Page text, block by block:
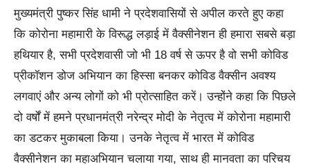
मुख्यमंत्री पुष्कर सिंह धामी ने प्रदेशवासियों से अपील करते हुए कहा
कि कोरोना महामारी के विरूद्ध लड़ाई में वैक्सीनेशन ही हमारा सबसे बड़ा
हथियार है, सभी प्रदेशवासी जो भी 18 वर्ष से ऊपर है वो सभी कोविड
प्रीकॉशन डोज अभियान का हिस्सा बनकर कोविड वैक्सीन अवश्य
लगवाएं और अन्य लोगों को भी प्रोत्साहित करें। उन्होंने कहा कि पिछले
दो वर्षों में हमने प्रधानमंत्री नरेन्द्र मोदी के नेतृत्व में कोरोना महामारी
का डटकर मुकाबला किया। उनके नेतृत्व में भारत में कोविड
वैक्सीनेशन का महाअभियान चलाया गया, साथ ही मानवता का परिचय